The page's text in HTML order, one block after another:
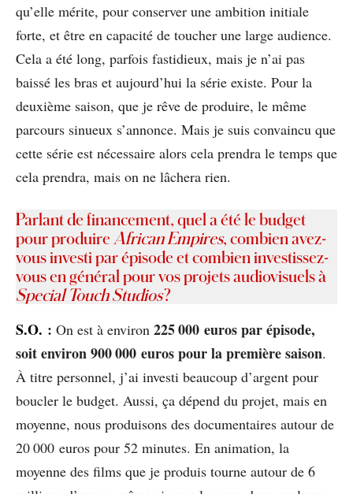
qu’elle mérite, pour conserver une ambition initiale
forte, et être en capacité de toucher une large audience.
Cela a été long, parfois fastidieux, mais je n’ai pas
baissé les bras et aujourd’hui la série existe. Pour la
deuxième saison, que je rêve de produire, le même
parcours sinueux s’annonce. Mais je suis convaincu que
cette série est nécessaire alors cela prendra le temps que
cela prendra, mais on ne lâchera rien.
Parlant de financement, quel a été le budget
pour produire African Empires, combien avez-
vous investi par épisode et combien investissez-
vous en général pour vos projets audiovisuels à
Special Touch Studios?
S.O. : On est à environ 225 000 euros par épisode,
soit environ 900 000 euros pour la première saison.
À titre personnel, j’ai investi beaucoup d’argent pour
boucler le budget. Aussi, ça dépend du projet, mais en
moyenne, nous produisons des documentaires autour de
20 000 euros pour 52 minutes. En animation, la
moyenne des films que je produis tourne autour de 6